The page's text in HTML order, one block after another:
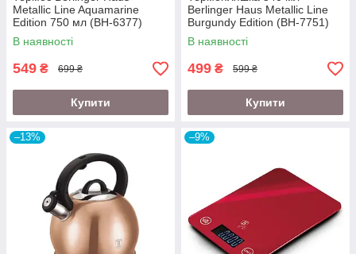
Metallic Line Aquamarine
Edition 750 мл (BH-6377)
В наявності
549 ₴ 699 ₴
Купити
Berlinger Haus Metallic Line
Burgundy Edition (BH-7751)
В наявності
499 ₴ 599 ₴
Купити
–13% –9%